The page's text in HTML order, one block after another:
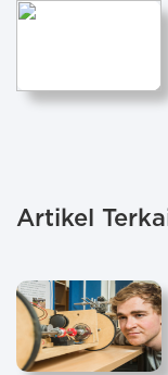
Artikel